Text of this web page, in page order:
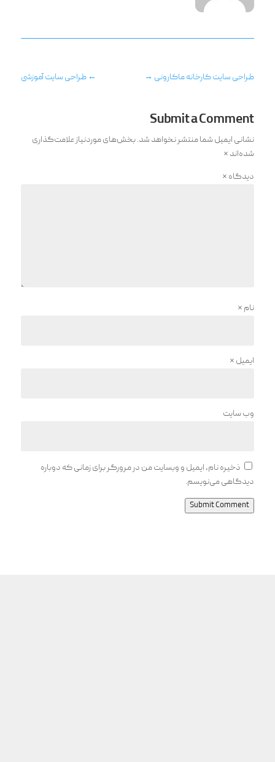
←طراحی سایت آموزشی طراحی سایت کارخانه ماکارونی →
Submit a Comment
نشانی ایمیل شما منتشر نخواهد شد.بخش‌های موردنیاز علامت‌گذاری
شده‌اند *
دیدگاه *
نام *
ایمیل *
وب‌ سایت
ذخیره نام، ایمیل و وبسایت من در مرورگر برای زمانی که دوباره
دیدگاهی می‌نویسم.
Submit Comment